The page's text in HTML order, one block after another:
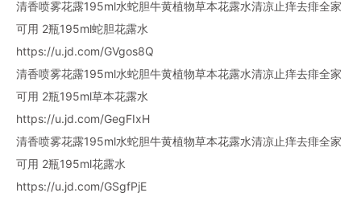
清香喷雾花露195ml水蛇胆牛黄植物草本花露水清凉止痒去痱全家
可用 2瓶195ml蛇胆花露水
https://u.jd.com/GVgos8Q
清香喷雾花露195ml水蛇胆牛黄植物草本花露水清凉止痒去痱全家
可用 2瓶195ml草本花露水
https://u.jd.com/GegFIxH
清香喷雾花露195ml水蛇胆牛黄植物草本花露水清凉止痒去痱全家
可用 2瓶195ml花露水
https://u.jd.com/GSgfPjE